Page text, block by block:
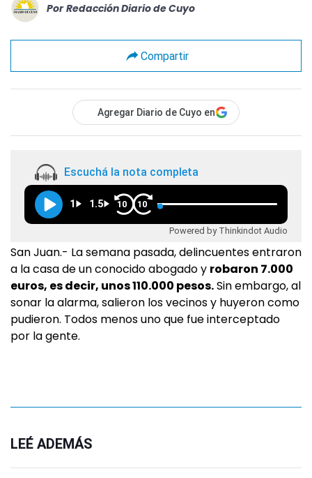
Por Redacción Diario de Cuyo
Compartir
Agregar Diario de Cuyo en
Escuchá la nota completa
1 1.5 10 10
Powered by Thinkindot Audio
San Juan.- La semana pasada, delincuentes entraron
a la casa de un conocido abogado y robaron 7.000
euros, es decir, unos 110.000 pesos.Sin embargo, al
sonar la alarma, salieron los vecinos y huyeron como
pudieron. Todos menos uno que fue interceptado
por la gente.
LEÉ ADEMÁS